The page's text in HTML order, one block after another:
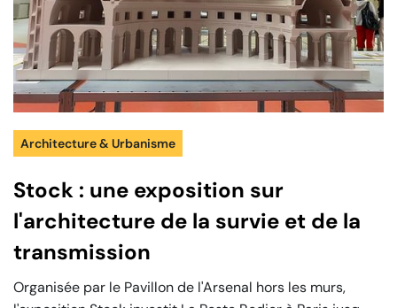
Architecture & Urbanisme
Stock : une exposition sur
l'architecture de la survie et de la
transmission
Organisée par le Pavillon de l'Arsenal hors les murs,